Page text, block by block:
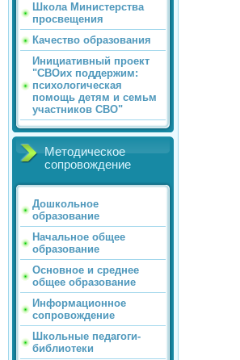
Школа Министерства
просвещения
Качество образования
Инициативный проект
"СВОих поддержим:
психологическая
помощь детям и семьм
участников СВО"
Методическое
сопровождение
Дошкольное
образование
Начальное общее
образование
Основное и среднее
общее образование
Информационное
сопровождение
Школьные педагоги-
библиотеки